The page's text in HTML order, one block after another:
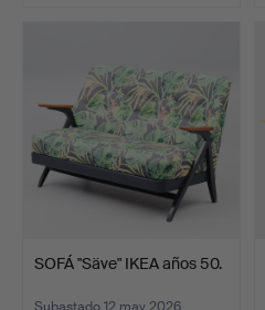
SOFÁ "Säve" IKEA años 50.
Subastado 12 may 2026